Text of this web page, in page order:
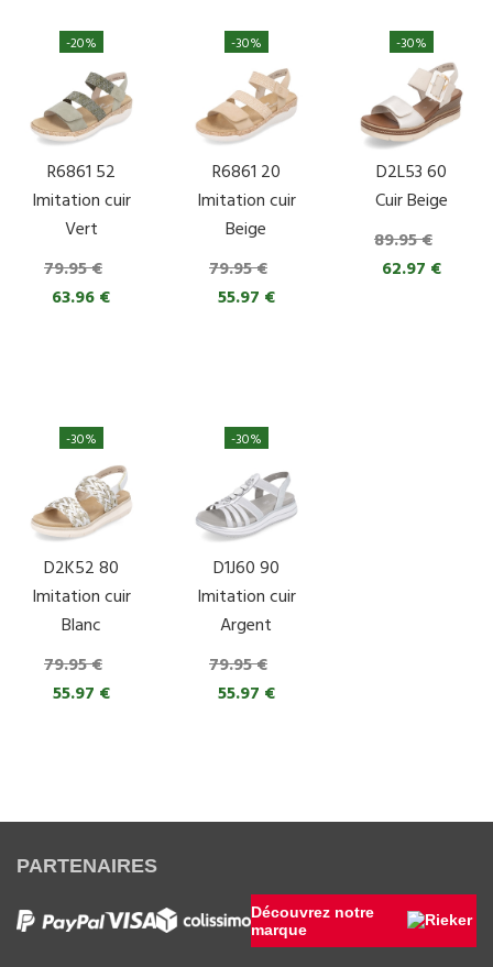
R6861 52
Imitation cuir
Vert
79.95 €
63.96 €
-20%
R6861 20
Imitation cuir
Beige
79.95 €
55.97 €
-30%
D2L53 60
Cuir Beige
89.95 €
62.97 €
-30%
D2K52 80
Imitation cuir
Blanc
79.95 €
55.97 €
-30%
D1J60 90
Imitation cuir
Argent
79.95 €
55.97 €
-30%
PARTENAIRES
Découvrez notre
marque